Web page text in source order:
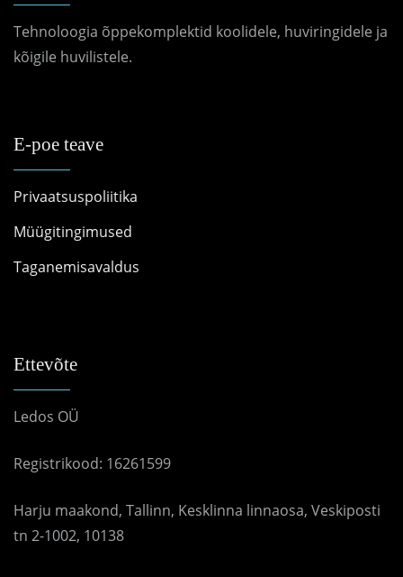
Tehnoloogia õppekomplektid koolidele, huviringidele ja
kõigile huvilistele.
E-poe teave
Privaatsuspoliitika
Müügitingimused
Taganemisavaldus
Ettevõte
Ledos OÜ
Registrikood: 16261599
Harju maakond, Tallinn, Kesklinna linnaosa, Veskiposti
tn 2-1002, 10138